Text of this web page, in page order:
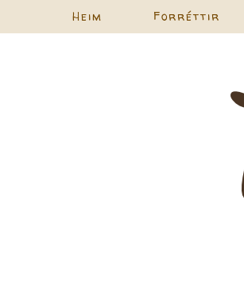
Heim Forréttir